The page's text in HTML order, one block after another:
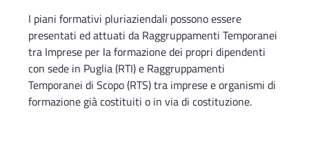
I piani formativi pluriaziendali possono essere
presentati ed attuati da Raggruppamenti Temporanei
tra Imprese per la formazione dei propri dipendenti
con sede in Puglia (RTI) e Raggruppamenti
Temporanei di Scopo (RTS) tra imprese e organismi di
formazione già costituiti o in via di costituzione.